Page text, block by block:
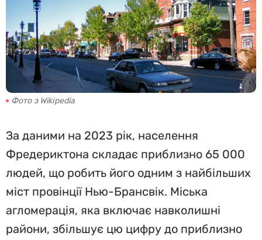
Фото з Wikipedia
За даними на 2023 рік, населення
Фредериктона складає приблизно 65 000
людей, що робить його одним з найбільших
міст провінції Нью-Брансвік. Міська
агломерація, яка включає навколишні
райони, збільшує цю цифру до приблизно